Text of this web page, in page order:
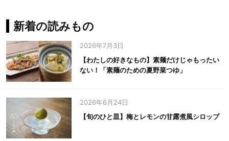
新着の読みもの
2026年7月3日
【わたしの好きなもの】素麺だけじゃもったい
ない！「素麺のための夏野菜つゆ」
2026年6月24日
【旬のひと皿】梅とレモンの甘露煮風シロップ